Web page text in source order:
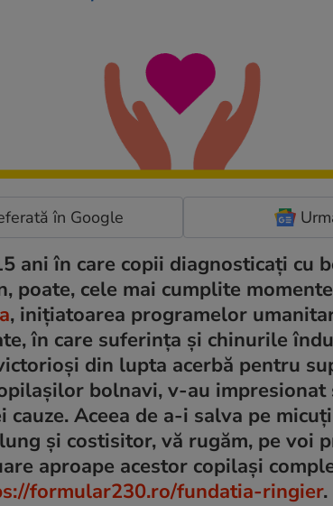
în Google
ani în care copii diagnosticați cu
poate, cele mai cumplite
, inițiatoarea programelor
în care suferința și chinurile
din lupta acerbă pentru
bolnavi, v-au
Aceea de a-i salva pe
și costisitor, vă rugăm, pe voi
aproape acestor copilași
formular230.ro/fundatia-ringier.